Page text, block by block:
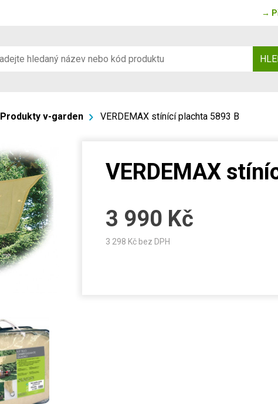
→
Produkty v-garden VERDEMAX stínící plachta 5893 B
VERDEMAX
3 990 Kč
3 298 Kč bez DPH